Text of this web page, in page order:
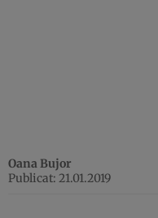
Oana Bujor
Publicat: 21.01.2019